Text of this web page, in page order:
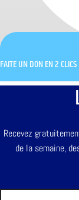
FAITE UN DON EN 2 CLICS
Recevez
de la semaine,